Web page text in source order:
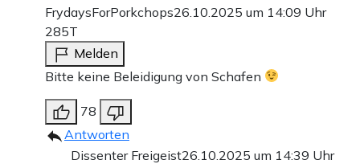
FrydaysForPorkchops26.10.2025 um 14:09 Uhr
285T
Melden
Bitte keine Beleidigung von Schafen
78
Antworten
Dissenter Freigeist26.10.2025 um 14:39 Uhr